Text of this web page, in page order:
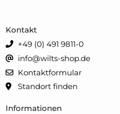
Informationen
Kontakt
+49 (0) 491 9811-0
info@wilts-shop.de
Kontaktformular
Standort finden